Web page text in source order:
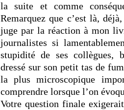
la suite et comme
Remarquez que c’est là,
juge par la réaction à mon
journalistes si
stupidité de ses collègues,
dressé sur son petit tas de
la plus microscopique
comprendre lorsque l’on
Votre question finale